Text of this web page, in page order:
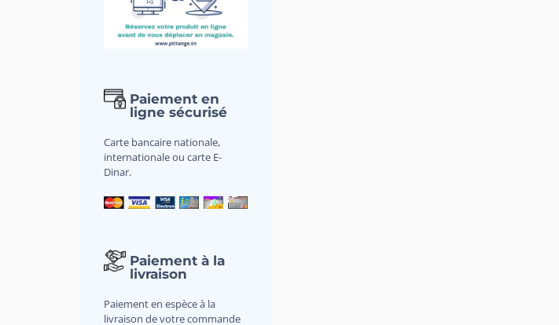
Paiement en
ligne sécurisé
Carte bancaire nationale,
internationale ou carte E-
Dinar.
Paiement à la
livraison
Paiement en espèce à la
livraison de votre commande